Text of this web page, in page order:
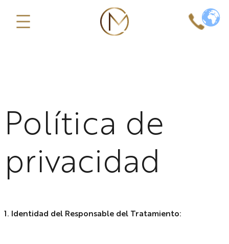
Política de
privacidad
1. Identidad del Responsable del Tratamiento: